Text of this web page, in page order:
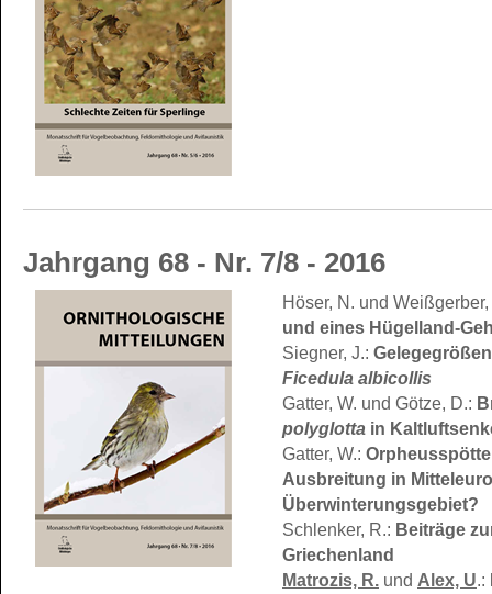
Jahrgang 68 - Nr. 7/8 - 2016
Höser, N. und
und eines Hügelland-
Siegner, J.:
Ficedula albicollis
Gatter, W. und Götze, D.:
polyglotta in
Gatter, W.:
Ausbreitung in
Überwinterungsgebiet?
Schlenker, R.: Beiträge
Griechenland
Matrozis, R. und Alex, U.: